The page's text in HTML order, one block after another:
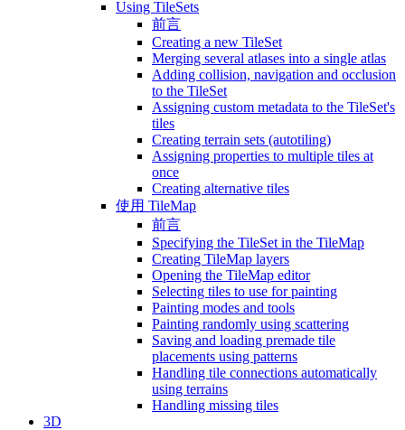
Using TileSets
前言
Creating a new TileSet
Merging several atlases into a single atlas
Adding collision, navigation and occlusion
to the TileSet
Assigning custom metadata to the TileSet's
tiles
Creating terrain sets (autotiling)
Assigning properties to multiple tiles at
once
Creating alternative tiles
使用 TileMap
前言
Specifying the TileSet in the TileMap
Creating TileMap layers
Opening the TileMap editor
Selecting tiles to use for painting
Painting modes and tools
Painting randomly using scattering
Saving and loading premade tile
placements using patterns
Handling tile connections automatically
using terrains
Handling missing tiles
3D